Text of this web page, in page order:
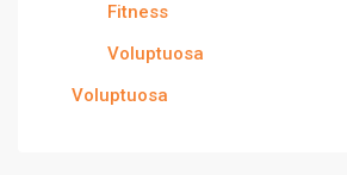
Fitness
Voluptuosa
Voluptuosa